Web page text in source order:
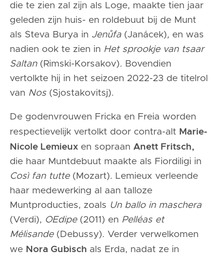
die te zien zal zijn als Loge, maakte tien jaar
geleden zijn huis- en roldebuut bij de Munt
als Steva Burya in Jenůfa (Janácek), en was
nadien ook te zien in Het sprookje van tsaar
Saltan (Rimski-Korsakov). Bovendien
vertolkte hij in het seizoen 2022-23 de titelrol
van Nos (Sjostakovitsj).
De godenvrouwen Fricka en Freia worden
respectievelijk vertolkt door contra-alt Marie-
Nicole Lemieux en sopraan Anett Fritsch,
die haar Muntdebuut maakte als Fiordiligi in
Così fan tutte (Mozart). Lemieux verleende
haar medewerking al aan talloze
Muntproducties, zoals Un ballo in maschera
(Verdi), OEdipe (2011) en Pelléas et
Mélisande (Debussy). Verder verwelkomen
we Nora Gubisch als Erda, nadat ze in